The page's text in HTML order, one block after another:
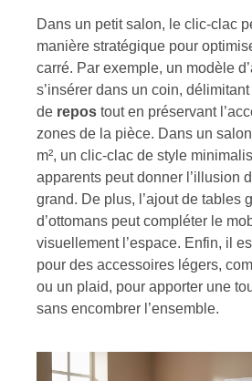
Dans un petit salon, le clic-clac
manière stratégique pour
carré. Par exemple, un modèle
s’insérer dans un coin,
de repos tout en préservant
zones de la pièce. Dans un
m², un clic-clac de style
apparents peut donner l’illusion
grand. De plus, l’ajout de tables
d’ottomans peut compléter le
visuellement l’espace. Enfin, il
pour des accessoires légers,
ou un plaid, pour apporter une
sans encombrer l’ensemble.